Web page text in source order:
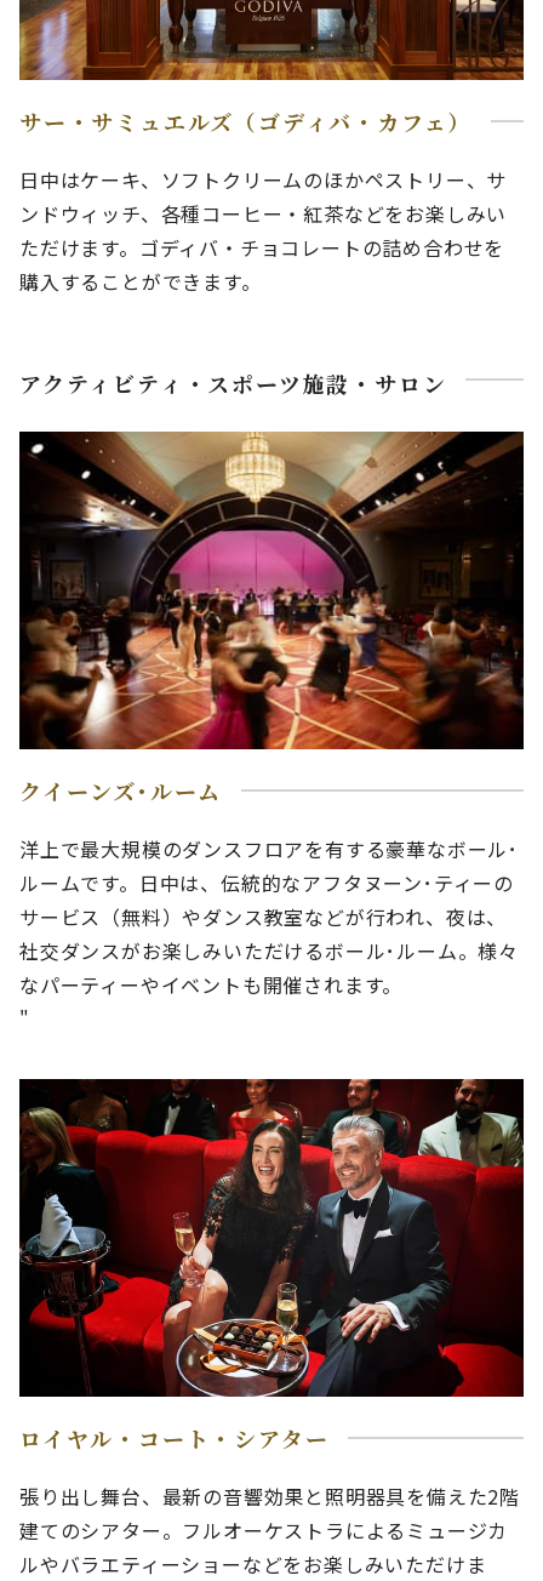
サー・サミュエルズ（ゴディバ・カフェ）
日中はケーキ、ソフトクリームのほかペストリー、サ
ンドウィッチ、各種コーヒー・紅茶などをお楽しみい
ただけます。ゴディバ・チョコレートの詰め合わせを
購入することができます。
アクティビティ・スポーツ施設・サロン
クイーンズ･ルーム
洋上で最大規模のダンスフロアを有する豪華なボール･
ルームです。日中は、伝統的なアフタヌーン･ティーの
サービス（無料）やダンス教室などが行われ、夜は、
社交ダンスがお楽しみいただけるボール･ルーム。様々
なパーティーやイベントも開催されます。
"
ロイヤル・コート・シアター
張り出し舞台、最新の音響効果と照明器具を備えた2階
建てのシアター。フルオーケストラによるミュージカ
ルやバラエティーショーなどをお楽しみいただけま